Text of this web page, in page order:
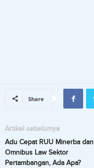
Share
Artikel sebelumya
Adu Cepat RUU Minerba dan
Omnibus Law Sektor
Pertambangan, Ada Apa?